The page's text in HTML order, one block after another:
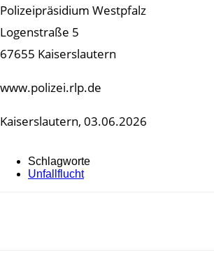
Polizeipräsidium Westpfalz
Logenstraße 5
67655 Kaiserslautern
www.polizei.rlp.de
Kaiserslautern, 03.06.2026
Schlagworte
Unfallflucht